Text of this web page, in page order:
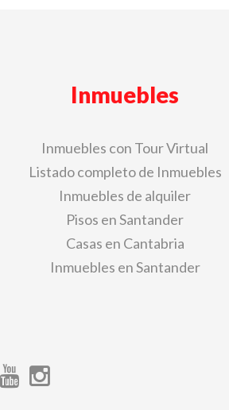
Inmuebles
Inmuebles con Tour Virtual
Listado completo de Inmuebles
Inmuebles de alquiler
Pisos en Santander
Casas en Cantabria
Inmuebles en Santander